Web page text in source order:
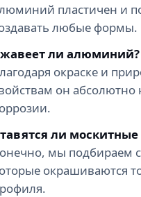
пластичен и
любые формы.
ли алюминий?
окраске и
он абсолютно
ли москитные
мы подбираем
окрашиваются